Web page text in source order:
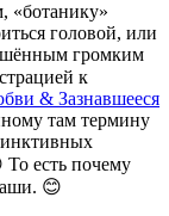
«ботанику»
головой, или
громким
к
& Зазнавшееся
там термину
То есть почему
😊